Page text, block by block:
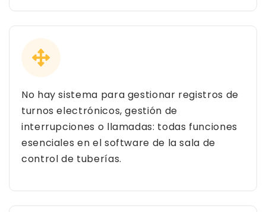
No hay sistema para gestionar registros de
turnos electrónicos, gestión de
interrupciones o llamadas: todas funciones
esenciales en el software de la sala de
control de tuberías.